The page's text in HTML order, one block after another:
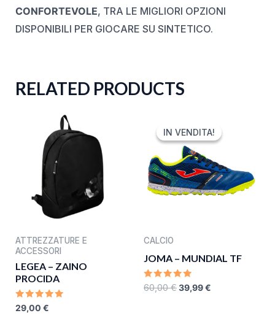
CONFORTEVOLE, TRA LE MIGLIORI OPZIONI
DISPONIBILI PER GIOCARE SU SINTETICO.
RELATED PRODUCTS
ATTREZZATURE E
ACCESSORI
LEGEA – ZAINO
PROCIDA
RATED
29,00 €
IN VENDITA!
IN VENDITA!
CALCIO
JOMA – MUNDIAL TF
RATED
60,00€
PRICE
WAS:
60,00 €.
39,99€
PRICE
IS: